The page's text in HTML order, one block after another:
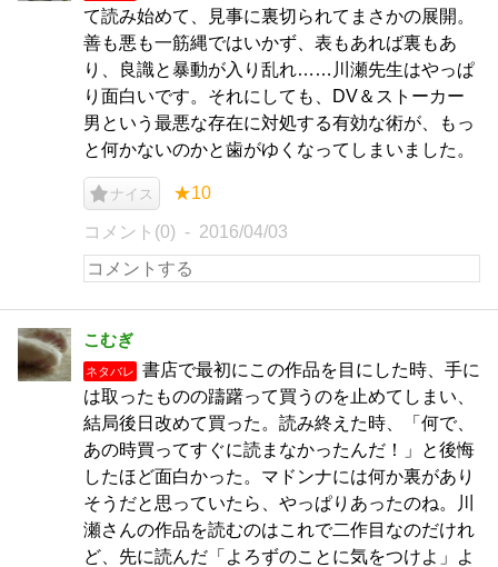
て読み始めて、見事に裏切られてまさかの展開。
善も悪も一筋縄ではいかず、表もあれば裏もあ
り、良識と暴動が入り乱れ……川瀬先生はやっぱ
り面白いです。それにしても、DV＆ストーカー
男という最悪な存在に対処する有効な術が、もっ
と何かないのかと歯がゆくなってしまいました。
ナイス ★10
コメント(0) 2016/04/03
こむぎ
ネタバレ
書店で最初にこの作品を目にした時、手に
は取ったものの躊躇って買うのを止めてしまい、
結局後日改めて買った。読み終えた時、「何で、
あの時買ってすぐに読まなかったんだ！」と後悔
したほど面白かった。マドンナには何か裏があり
そうだと思っていたら、やっぱりあったのね。川
瀬さんの作品を読むのはこれで二作目なのだけれ
ど、先に読んだ「よろずのことに気をつけよ」よ